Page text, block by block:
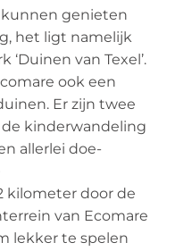
kunnen genieten
het ligt namelijk
van Texel’.
ook een
Er zijn twee
kinderwandeling
allerlei doe-
kilometer door de
van Ecomare
lekker te spelen